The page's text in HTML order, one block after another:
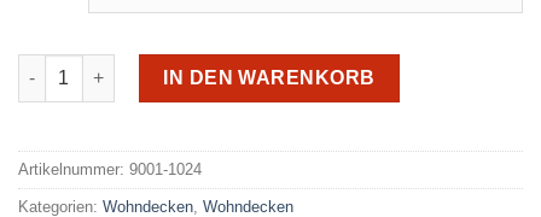
Jacquard Decke Tramore Ibena 1024 Menge
IN DEN WARENKORB
Artikelnummer: 9001-1024
Kategorien: Wohndecken Wohndecken